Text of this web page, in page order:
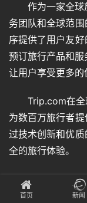
作为一家全
务团队和全球范
序提供了用户友
预订旅行产品和服
让用户享受更多的
Trip.com在全
为数百万旅行者
过技术创新和优
全的旅行体验。
常规操作
首页 新闻